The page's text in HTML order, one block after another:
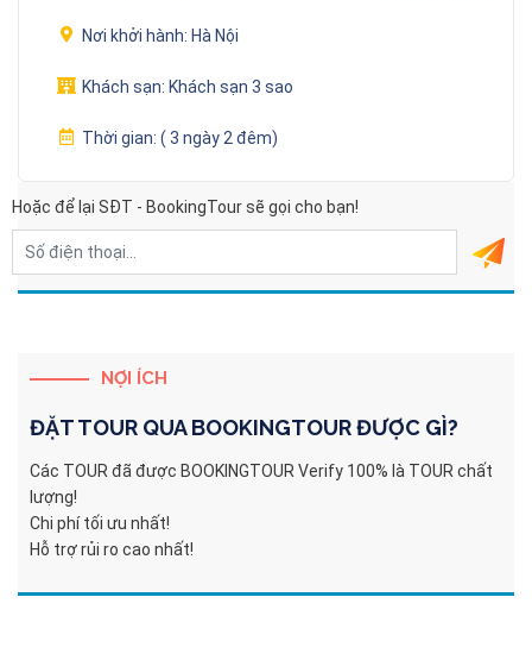
Nơi khởi hành: Hà Nội
Khách sạn: Khách sạn 3 sao
Thời gian:( 3 ngày 2 đêm)
Hoặc để lại SĐT - BookingTour sẽ gọi cho bạn!
NỢI ÍCH
ĐẶT TOUR QUABOOKINGTOURĐƯỢC GÌ?
Các TOUR đã được BOOKINGTOUR Verify 100% là TOUR chất
lượng!
Chi phí tối ưu nhất!
Hỗ trợ rủi ro cao nhất!